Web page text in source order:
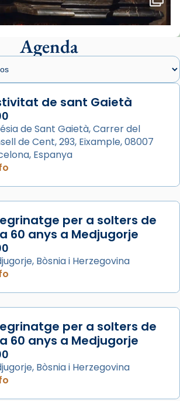
cvu5jmbk
is at Catedral
27 de juliol, ha tingut lloc la
de gràcies en agraïment al
de la visita apostòlica
de Barcelona, el cardenal Joan
ha presidit la missa i l’ha
bisbe auxiliar de Barcelona,
de Barcelona
santes Juliana i
Agenda
de sant Gaietà
de Sant Gaietà, Carrer del
de Cent, 293, Eixample, 08007
Espanya
per a solters de
60 anys a Medjugorje
Bòsnia i Herzegovina
per a solters de
60 anys a Medjugorje
Bòsnia i Herzegovina